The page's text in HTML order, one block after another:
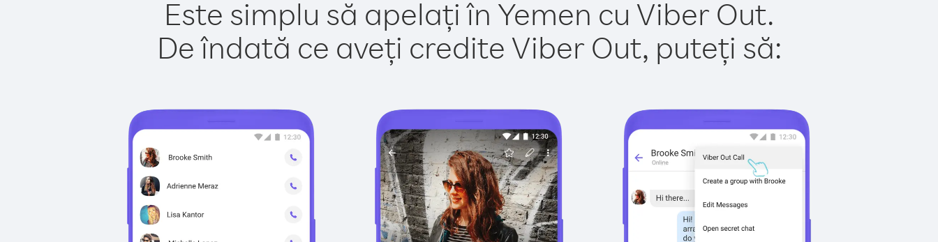
Este simplu să apelați în Yemen cu Viber Out.
De îndată ce aveți credite Viber Out, puteți să: